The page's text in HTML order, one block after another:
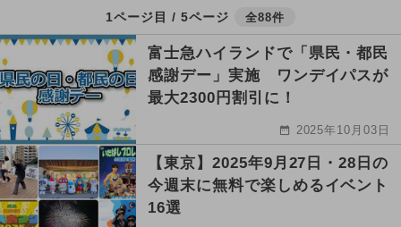
1ページ目 / 5ページ 全88件
富士急ハイランドで「県民・都民
感謝デー」実施 ワンデイパスが
最大2300円割引に！
2025年10月03日
【東京】2025年9月27日・28日の
今週末に無料で楽しめるイベント
16選